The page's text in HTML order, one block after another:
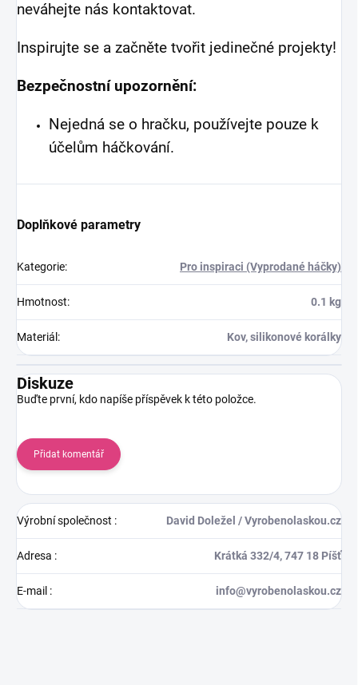
neváhejte nás kontaktovat.
Inspirujte se a začněte tvořit jedinečné projekty!
Bezpečnostní upozornění:
Nejedná se o hračku, používejte pouze k
účelům háčkování.
Doplňkové parametry
Kategorie: Pro inspiraci (Vyprodané háčky)
Hmotnost: 0.1 kg
Materiál : Kov, silikonové korálky
Diskuze
Buďte první, kdo napíše příspěvek k této položce.
Přidat komentář
Výrobní společnost : David Doležel / Vyrobenolaskou.cz
Adresa : Krátká 332/4, 747 18 Píšť
E-mail : info@vyrobenolaskou.cz